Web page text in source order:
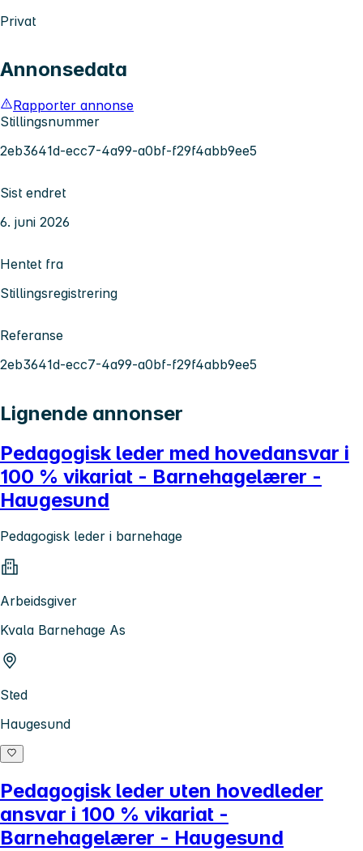
Privat
Annonsedata
Rapporter annonse
Stillingsnummer
2eb3641d-ecc7-4a99-a0bf-f29f4abb9ee5
Sist endret
6. juni 2026
Hentet fra
Stillingsregistrering
Referanse
2eb3641d-ecc7-4a99-a0bf-f29f4abb9ee5
Lignende annonser
Pedagogisk leder med hovedansvar i
100 % vikariat - Barnehagelærer -
Haugesund
Pedagogisk leder i barnehage
Arbeidsgiver
Kvala Barnehage As
Sted
Haugesund
Pedagogisk leder uten hovedleder
ansvar i 100 % vikariat -
Barnehagelærer - Haugesund